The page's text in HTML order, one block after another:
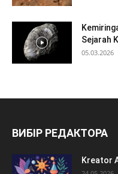
Sejarah
05.03.2026
ВИБІР РЕДАКТОРА
Kreator